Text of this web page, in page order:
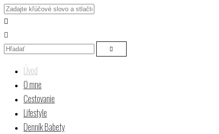
Úvod
O mne
Cestovanie
Lifestyle
Denník Babety